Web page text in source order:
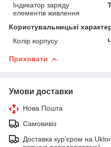
Індикатор заряду
елементів живлення
Користувальницькі
Колір корпусу
Приховати
Умови доставки
Нова Пошта
Самовивіз
Доставка кур'єром на